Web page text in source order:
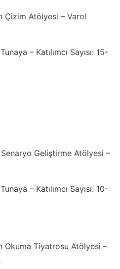
Çizim Atölyesi – Varol
– Katılımcı Sayısı: 15-
Geliştirme Atölyesi –
– Katılımcı Sayısı: 10-
Okuma Tiyatrosu Atölyesi –